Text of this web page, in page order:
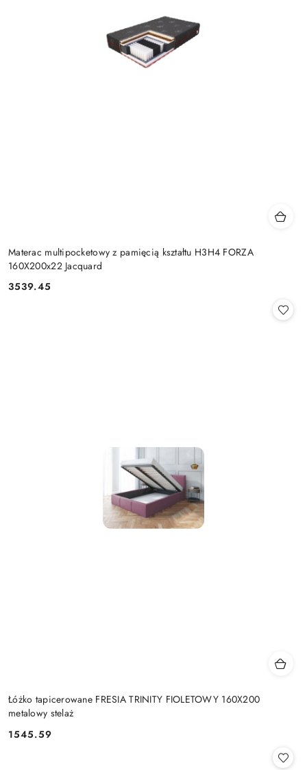
Materac multipocketowy z pamięcią kształtu H3H4 FORZA
160X200x22 Jacquard
Cena:
3539.45
Łóżko tapicerowane FRESIA TRINITY FIOLETOWY 160X200
metalowy stelaż
Cena:
1545.59